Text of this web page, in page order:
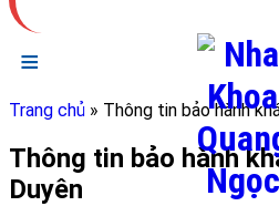
≡
Trang chủ » Thông tin bảo hành
Thông tin bảo hành
Duyên